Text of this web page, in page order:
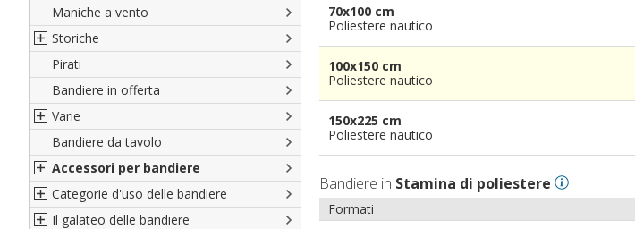
Maniche a vento
Storiche
Italiane
Porte di Milano
Francesi
Americane
Britanniche
Resto del Mondo
Pirati
Bandiere in offerta
Varie
Bandiere del CICAP - Think Deep
Bandiere di Orgoglio Bresciano
Organizzazioni internazionali
Diplomatiche
Bandiere da tavolo
Accessori per bandiere
Accessori per bandiere
Accessori per bandiere da tavolo
Categorie d'uso delle bandiere
Bandiere segnavento
Il galateo delle bandiere
70x100 cm
Poliestere nautico
100x150 cm
Poliestere nautico
150x225 cm
Poliestere nautico
Bandiere in Stamina di poliestere
Formati